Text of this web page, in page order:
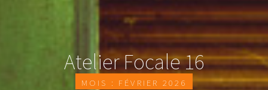
Atelier Focale 16
Mois : février 2026